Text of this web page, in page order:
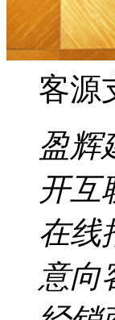
客源
盈辉
开互
在线
意向